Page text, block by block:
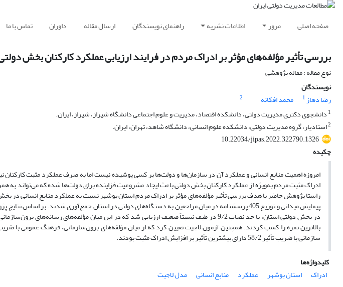
صفحه اصلی مرور اطلاعات نشریه راهنمای نویسندگان ارسال مقاله داوران تماس با ما
بررسی تأثیر مؤلفه‌های مؤثر بر ادراک مردم در فرایند ارزیابی عملکرد کارکنان بخش
نوع مقاله : مقاله پژوهشی
نویسندگان
رضا دهاز1 محمد افکانه
2
1 دانشجوی دکتری مدیریت دولتی، دانشکده اقتصاد، مدیریت و علوم اجتماعی دانشگاه شیراز، شیراز، ایران.
2استادیار، گروه مدیریت دولتی، دانشکده علوم انسانی، دانشگاه شاهد، تهران، ایران.
10.22034/jipas.2022.322790.1326
چکیده
امروزه اهمیت منابع انسانی و عملکرد آن در سازمان‌ها و دولت‌ها بر کسی پوشیده نیست اما به‌ صرف عملکرد مثبت کارکنان
ادراک مثبت مردم به‌ویژه از عملکرد کارکنان بخش دولتی باعث ایجاد مشروعیت فزاینده برای دولت‌ها شده که می‌تواند به
پیمایش میدانی و توزیع 405 پرسشنامه در میان مراجعین به دستگاه‌های دولتی در استان جمع‌آوری شدند. بر
در بخش دولتی استان، با حد نصاب 9/2 در طیف نسبتاً ضعیف ارزیابی شد که در این میان مؤلفه‌های
سازمانی با ضریب تأثیر 58/2 دارای بیشترین تأثیر بر افزایش ادراک مثبت بودند.
کلیدواژه‌ها
ادراک
استان بوشهر عملکرد منابع انسانی مدل لاجیت